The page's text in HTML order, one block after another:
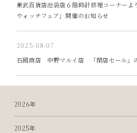
東武百貨店池袋店６階時計修理コーナー
ウォッチフェア」開催のお知らせ
2025-08-07
石國商店 中野マルイ店 「閉店セール」
2026年
2025年